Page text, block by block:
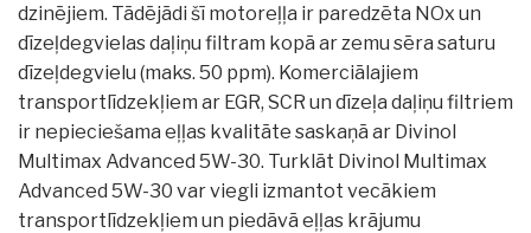
dzinējiem. Tādējādi šī motoreļļa ir paredzēta NOx un
dīzeļdegvielas daļiņu filtram kopā ar zemu sēra saturu
dīzeļdegvielu (maks. 50 ppm). Komerciālajiem
transportlīdzekļiem ar EGR, SCR un dīzeļa daļiņu filtriem
ir nepieciešama eļļas kvalitāte saskaņā ar Divinol
Multimax Advanced 5W-30. Turklāt Divinol Multimax
Advanced 5W-30 var viegli izmantot vecākiem
transportlīdzekļiem un piedāvā eļļas krājumu